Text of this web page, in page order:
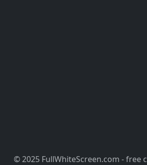
© 2025 FullWhiteScreen.com - free